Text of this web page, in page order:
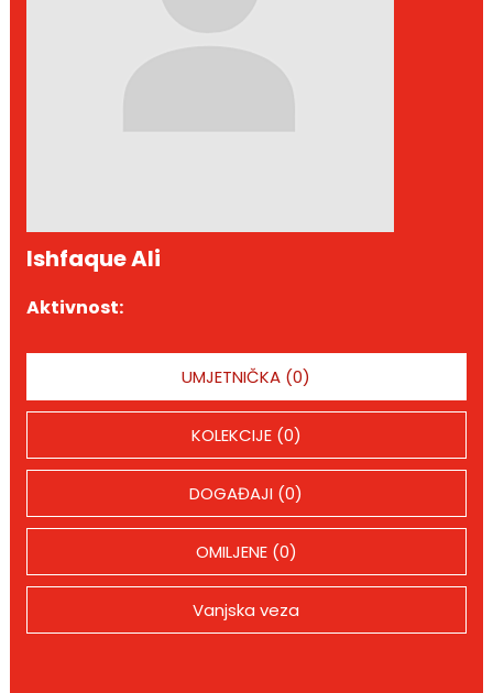
Ishfaque Ali
Aktivnost:
UMJETNIČKA (0)
KOLEKCIJE (0)
DOGAĐAJI (0)
OMILJENE (0)
Vanjska veza